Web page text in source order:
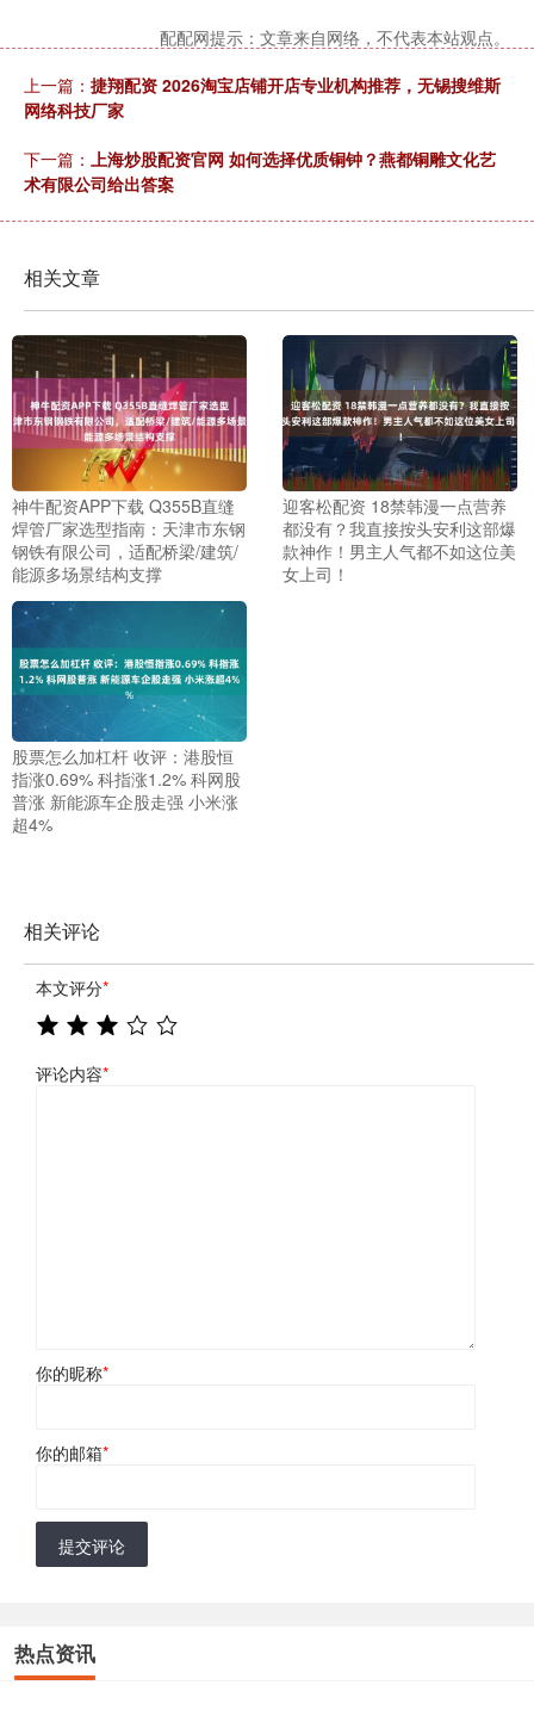
配配网提示：文章来自网络，不代表本站观点。
上一篇： 捷翔配资 2026淘宝店铺开店专业机构推荐，无锡搜维斯
网络科技厂家
下一篇： 上海炒股配资官网 如何选择优质铜钟？燕都铜雕文化艺
术有限公司给出答案
相关文章
神牛配资APP下载 Q355B直缝
焊管厂家选型指南：天津市东钢
钢铁有限公司，适配桥梁/建筑/
能源多场景结构支撑
迎客松配资 18禁韩漫一点营养
都没有？我直接按头安利这部爆
款神作！男主人气都不如这位美
女上司！
股票怎么加杠杆 收评：港股恒
指涨0.69% 科指涨1.2% 科网股
普涨 新能源车企股走强 小米涨
超4%
相关评论
本文评分*
评论内容*
你的昵称*
你的邮箱*
提交评论
热点资讯